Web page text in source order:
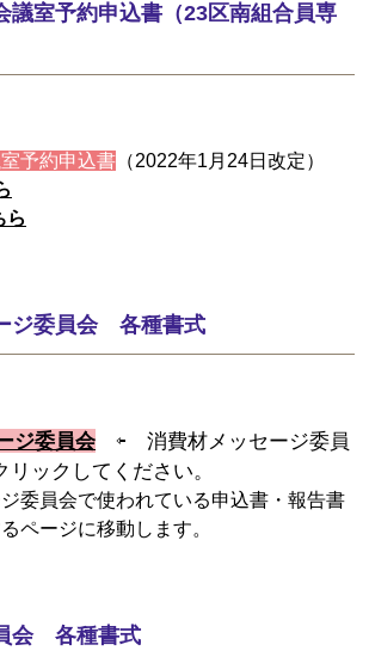
議室予約申込書（23区南組合員専
予約申込書 （2022年1月24日改定）
ら
ジ委員会 各種書式
ジ委員会 ⇦ 消費材メッセージ委員
ックしてください。
委員会で使われている申込書・報告書
ページに移動します。
会 各種書式